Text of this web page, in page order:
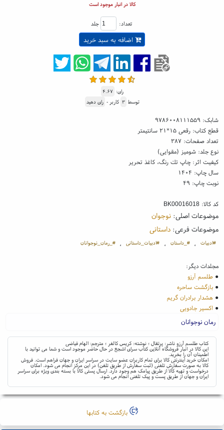
کالا در انبار موجود است
تعداد: جلد
اضافه به سبد خرید
رای: ۴.۶۷
توسط ۳ کاربر - رای دهید
شابک: ۹۷۸۶۰۰۸۱۱۱۵۵۹
قطع کتاب: رقعی ۱۵*۲۱ سانتیمتر
تعداد صفحات: ۳۸۷
نوع جلد: شومیز (مقوایی)
کیفیت اثر: چاپ تك رنگ، کاغذ تحریر
سال چاپ: ۱۴۰۴
نوبت چاپ: ۴۹
کد کالا:BK00016018
موضوعات اصلی:نوجوان
موضوعات فرعی:داستانی
#ادبیات ، #‌_داستان ، #‌ادبیات_داستانی ، #‌_رمان_نوجوانان
مجلدات دیگر:
● طلسم آرزو
●بازگشت ساحره
●هشدار برادران گریم
● اکسیر جادویی
رمان نوجوانان
کتاب طلسم آرزو ناشر: پرتقال ؛ نوشته: کریس کالفر ؛ مترجم: الهام فیاضی
این کالا در انبار فروشگاه آنلاین کتاب سرای اشجع در حال حاضر موجود است و شما می توانید با
اطمینان آن را بخرید.
امکان خرید اینترنتی کالا برای تمام کاربران عضو سایت در سراسر ایران و جهان فراهم است. فروش
کالا به صورت سفارش تلفنی (ثبت سفارش از طریق تلفن) در این مرکز انجام می شود. امکان
درخواست و تهیه کالا از طریق پیامک هم وجود دارد. ارسال پستی کالا با بسته بندی ویژه برای سراسر
ایران و جهان از طریق پست و پیک تلفنی انجام می شود.
بازگشت به کتابها